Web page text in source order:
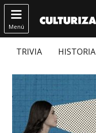

Menú
TRIVIA HISTORIA